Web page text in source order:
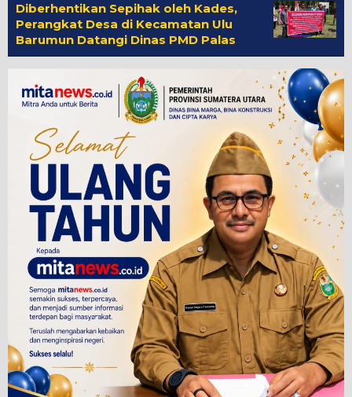
Diberhentikan Sepihak oleh Kades,
Perangkat Desa di Kecamatan Ulu
Barumun Datangi Dinas PMD Palas